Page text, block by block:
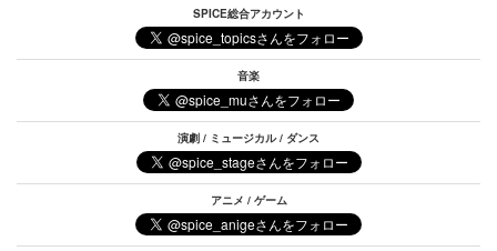
SPICE総合アカウント
音楽
演劇 / ミュージカル / ダンス
アニメ / ゲーム